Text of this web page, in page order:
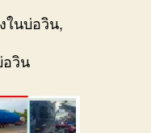
ในบ่อวิน,
อวิน